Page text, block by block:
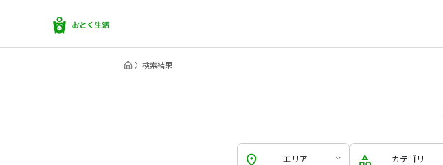
検索結果
エリア カテゴリ